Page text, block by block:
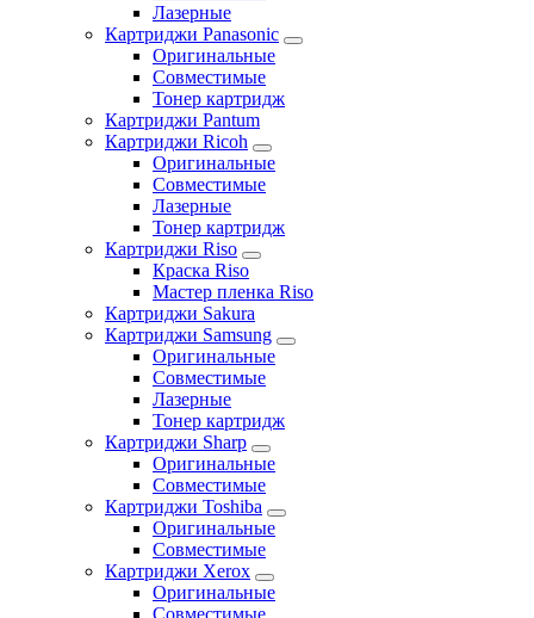
Лазерные
Картриджи Panasonic
Оригинальные
Совместимые
Тонер картридж
Картриджи Pantum
Картриджи Ricoh
Оригинальные
Совместимые
Лазерные
Тонер картридж
Картриджи Riso
Краска Riso
Мастер пленка Riso
Картриджи Sakura
Картриджи Samsung
Оригинальные
Совместимые
Лазерные
Тонер картридж
Картриджи Sharp
Оригинальные
Совместимые
Картриджи Toshiba
Оригинальные
Совместимые
Картриджи Xerox
Оригинальные
Совместимые